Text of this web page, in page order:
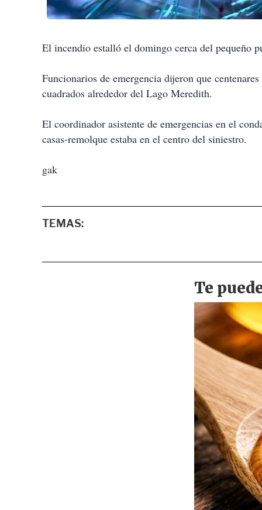
El incendio estalló el domingo cerca del pequeño
Funcionarios de emergencia dijeron que
cuadrados alrededor del Lago Meredith.
El coordinador asistente de emergencias en el
casas-remolque estaba en el centro del siniestro.
gak
TEMAS: